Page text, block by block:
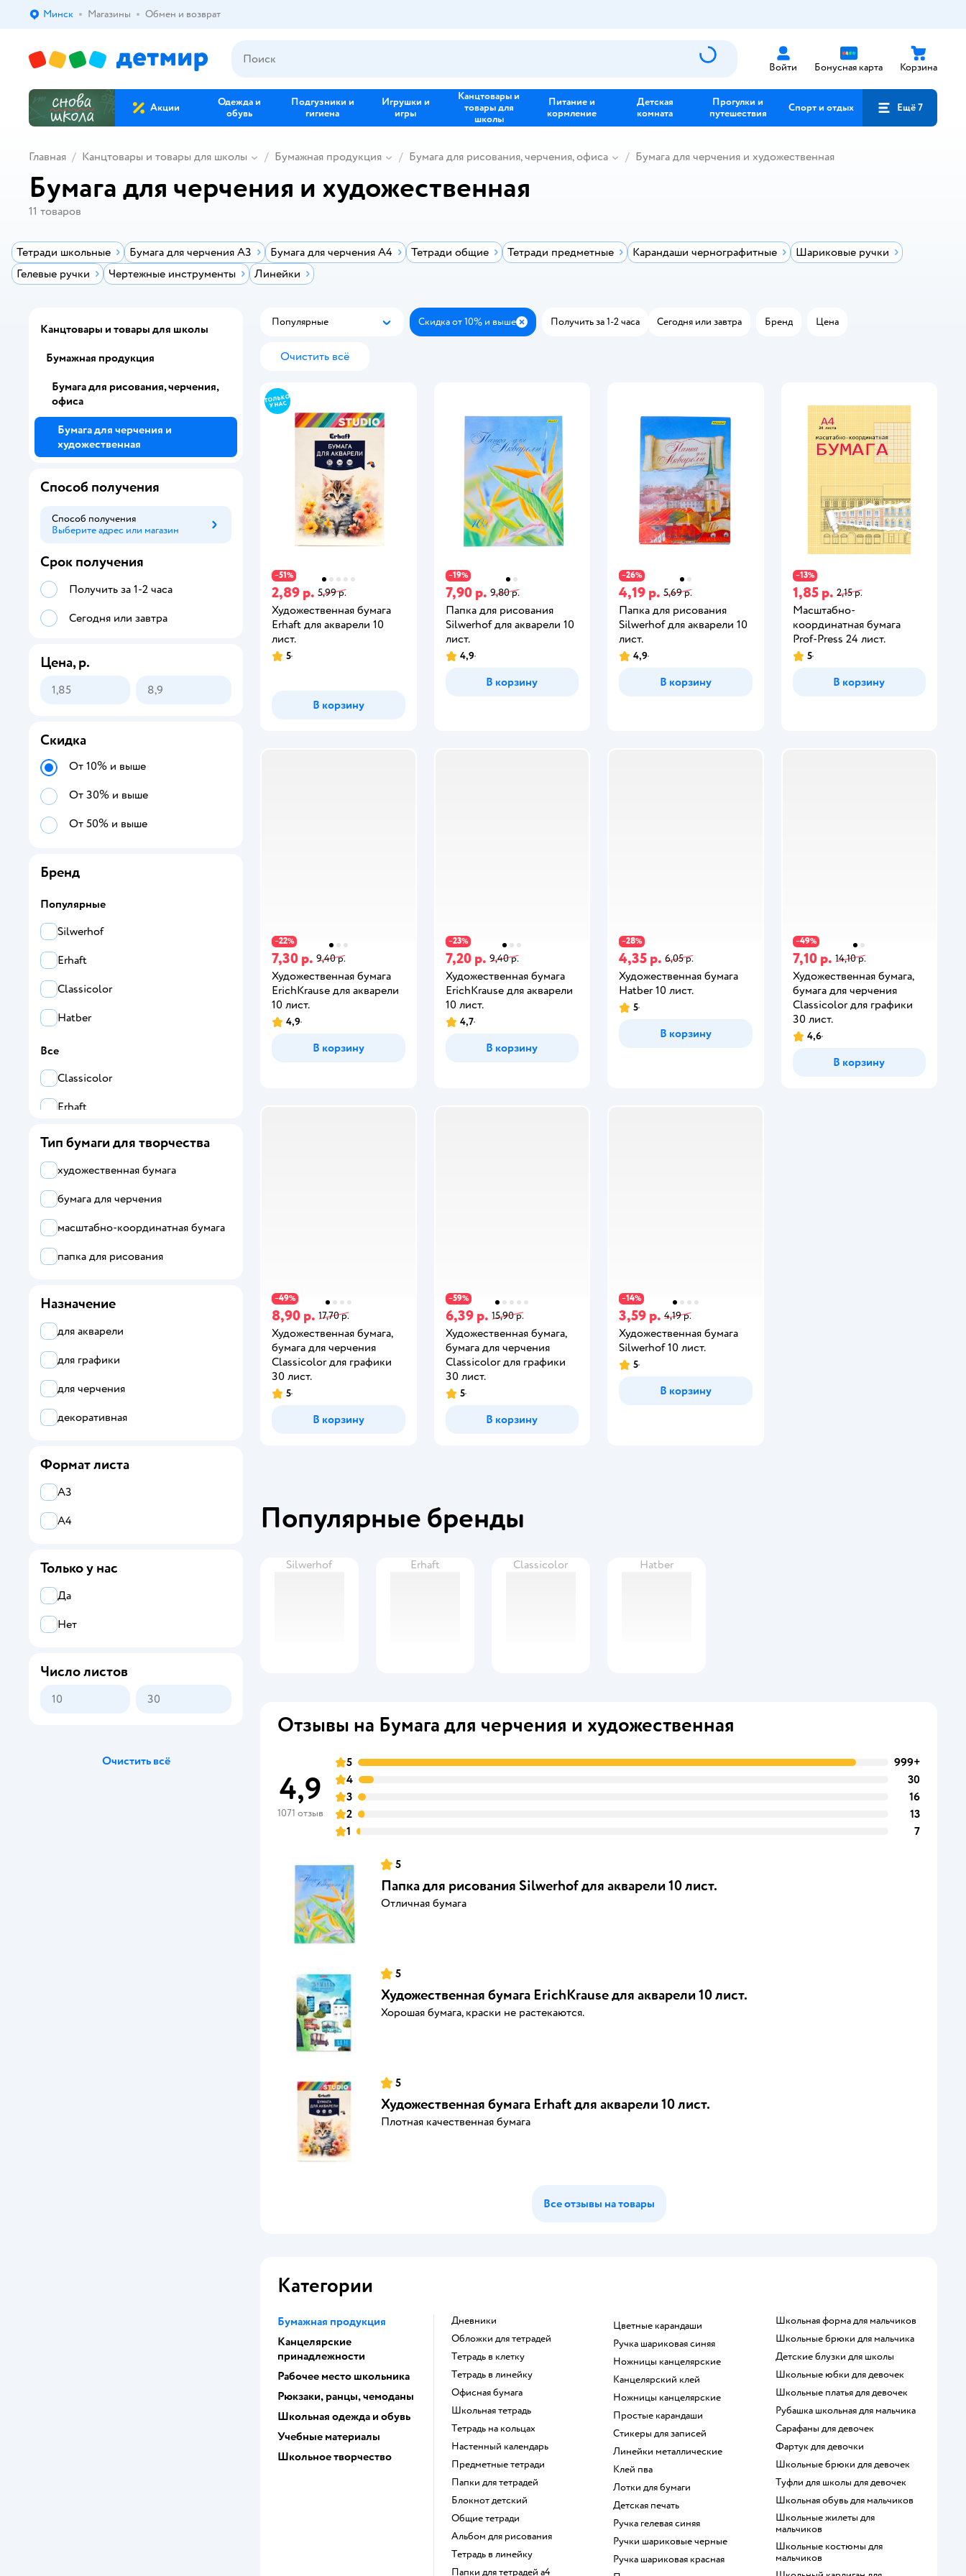
Выбор адреса доставки.
Минск Магазины Обмен и возврат
Войти Бонусная карта Корзина
Акции
Одежда и
обувь
Подгузники и
гигиена
Игрушки и
игры
Канцтовары и
товары для
школы
Питание и
кормление
Детская
комната
Прогулки и
путешествия
Спорт и отдых Ещё 7
Главная Канцтовары и товары для школы Бумажная продукция Бумага для рисования, черчения, офиса Бумага для черчения и художественная
Бумага для черчения и художественная
11 товаров
Тетради школьные Бумага для черчения А3 Бумага для черчения А4 Тетради общие Тетради предметные Карандаши чернографитные
Шариковые ручки
Гелевые ручки
Чертежные инструменты Линейки
Популярные
Популярные Скидка от 10% и выше ЗакрытьПолучить за 1-2 часа Сегодня или завтра Бренд Цена
Очистить всё
−51 %
2,89 р. 5,99 р.
Художественная бумага
Erhaft для акварели 10
лист.
5
В корзину
−19%
7,90 р. 9,80 р.
Папка для рисования
Silwerhof для акварели 10
лист.
4,9
В корзину
−26%
4,19 р. 5,69 р.
Папка для рисования
Silwerhof для акварели 10
лист.
4,9
В корзину
−13%
1,85 р. 2,15 р.
Масштабно-
координатная бумага
Prof-Press 24 лист.
5
В корзину
−22%
7,30 р. 9,40 р.
Художественная бумага
ErichKrause для акварели
10 лист.
4,9
В корзину
−23%
7,20 р. 9,40 р.
Художественная бумага
ErichKrause для акварели
10 лист.
4,7
В корзину
−28%
4,35 р. 6,05 р.
Художественная бумага
Hatber 10 лист.
5
В корзину
−49%
7,10 р. 14,10 р.
Художественная бумага,
бумага для черчения
Classicolor для графики
30 лист.
4,6
В корзину
−49%
8,90 р. 17,70 р.
Художественная бумага,
бумага для черчения
Classicolor для графики
30 лист.
5
В корзину
−59%
6,39 р. 15,90 р.
Художественная бумага,
бумага для черчения
Classicolor для графики
30 лист.
5
В корзину
−14%
3,59 р. 4,19 р.
Художественная бумага
Silwerhof 10 лист.
5
В корзину
Популярные бренды
Silwerhof Erhaft Classicolor Hatber
Отзывы на Бумага для черчения и художественная
4,9
1071 отзыв
5
999+
4
30
3
16
2
13
1
7
5
Папка для рисования Silwerhof для акварели 10 лист.
Отличная бумага
5
Художественная бумага ErichKrause для акварели 10 лист.
Хорошая бумага, краски не растекаются.
5
Художественная бумага Erhaft для акварели 10 лист.
Плотная качественная бумага
Все отзывы на товары
Категории
Бумажная продукция
Канцелярские
принадлежности
Рабочее место школьника
Рюкзаки, ранцы, чемоданы
Школьная одежда и обувь
Учебные материалы
Школьное творчество
Дневники
Обложки для тетрадей
Тетрадь в клетку
Тетрадь в линейку
Офисная бумага
Школьная тетрадь
Тетрадь на кольцах
Настенный календарь
Предметные тетради
Папки для тетрадей
Блокнот детский
Общие тетради
Альбом для рисования
Тетрадь в линейку
Папки для тетрадей а4
Цветные карандаши
Ручка шариковая синяя
Ножницы канцелярские
Канцелярский клей
Ножницы канцелярские
Простые карандаши
Стикеры для записей
Линейки металлические
Клей пва
Лотки для бумаги
Детская печать
Ручка гелевая синяя
Ручки шариковые черные
Ручка шариковая красная
Школьная форма для мальчиков
Школьные брюки для мальчика
Детские блузки для школы
Школьные юбки для девочек
Школьные платья для девочек
Рубашка школьная для мальчика
Сарафаны для девочек
Фартук для девочки
Школьные брюки для девочек
Туфли для школы для девочек
Школьная обувь для мальчиков
Школьные жилеты для
мальчиков
Школьные костюмы для
мальчиков
Канцтовары и товары для школы
Бумажная продукция
Бумага для рисования, черчения,
офиса
Бумага для черчения и
художественная
Способ получения
Способ получения
Выберите адрес или магазин
Способ получения
Срок получения
Получить за 1-2 часа
Сегодня или завтра
Цена, р.
Скидка
От 10% и выше
От 30% и выше
От 50% и выше
Бренд
Популярные
Silwerhof
Erhaft
Classicolor
Hatber
Все
Classicolor
Erhaft
ErichKrause
Prof-Press
Silwerhof
Тип бумаги для творчества
художественная бумага
бумага для черчения
масштабно-координатная бумага
папка для рисования
Назначение
для акварели
для графики
для черчения
декоративная
Формат листа
А3
А4
Только у нас
Да
Нет
Число листов
Очистить всё